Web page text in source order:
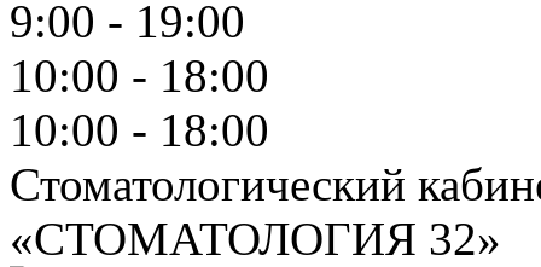
9:00 - 19:00
10:00 - 18:00
10:00 - 18:00
Стоматологический
«СТОМАТОЛОГИЯ 32»